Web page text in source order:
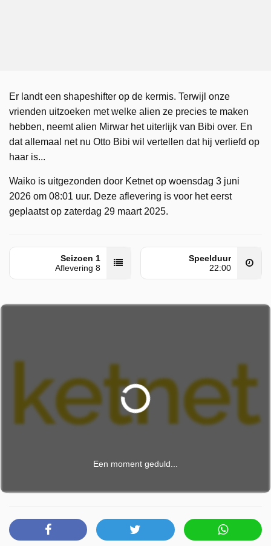
Er landt een shapeshifter op de kermis. Terwijl onze
vrienden uitzoeken met welke alien ze precies te maken
hebben, neemt alien Mirwar het uiterlijk van Bibi over. En
dat allemaal net nu Otto Bibi wil vertellen dat hij verliefd op
haar is...
Waiko is uitgezonden door Ketnet op woensdag 3 juni
2026 om 08:01 uur. Deze aflevering is voor het eerst
geplaatst op zaterdag 29 maart 2025.
Seizoen 1
Aflevering 8
Speelduur
22:00
Een moment geduld...